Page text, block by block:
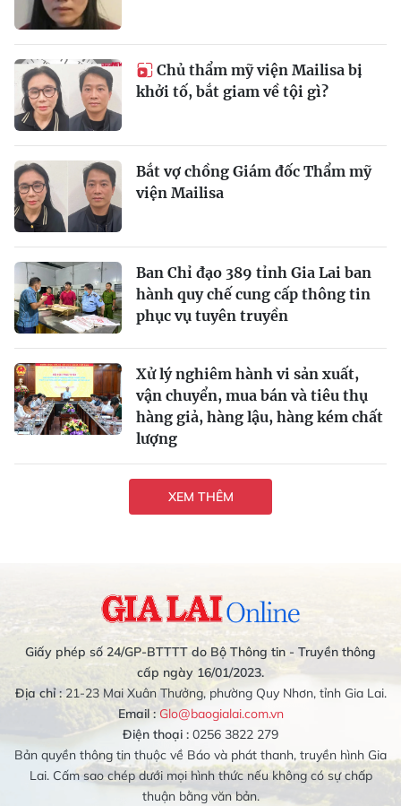
Chủ thẩm mỹ viện Mailisa bị
khởi tố, bắt giam về tội gì?
Bắt vợ chồng Giám đốc Thẩm mỹ
viện Mailisa
Ban Chỉ đạo 389 tỉnh Gia Lai ban
hành quy chế cung cấp thông tin
phục vụ tuyên truyền
Xử lý nghiêm hành vi sản xuất,
vận chuyển, mua bán và tiêu thụ
hàng giả, hàng lậu, hàng kém chất
lượng
XEM THÊM
Giấy phép số 24/GP-BTTTT do Bộ Thông tin - Truyền thông
cấp ngày 16/01/2023.
Địa chỉ :21-23 Mai Xuân Thưởng, phường Quy Nhơn, tỉnh Gia Lai.
Email : Glo@baogialai.com.vn
Điện thoại : 0256 3822 279
Bản quyền thông tin thuộc về Báo và phát thanh, truyền hình Gia
Lai. Cấm sao chép dưới mọi hình thức nếu không có sự chấp
thuận bằng văn bản.